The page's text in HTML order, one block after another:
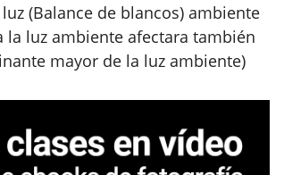
(Balance de blancos) ambiente
luz ambiente afectara también
mayor de la luz ambiente)